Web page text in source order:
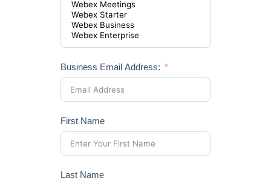
Business Email Address:
First Name